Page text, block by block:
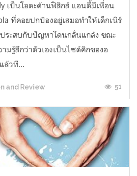
เป็นโอตะด้านฟิสิกส์ แอนดี้มีเพื่อน
ที่คอยปกป้องอยู่เสมอทำให้เด็กเนิร์
ประสบกับปัญหาโดนกลั่นแกล้ง ขณะ
มรู้สึกว่าตัวเองเป็นไซด์คิกของอ
ล้วที...
and Review 51